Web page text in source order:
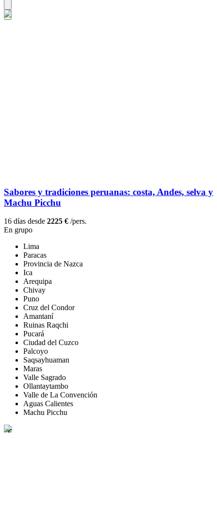
Sabores y tradiciones peruanas: costa, Andes, selva y
Machu Picchu
16 días desde 2225 € /pers.
En grupo
Lima
Paracas
Provincia de Nazca
Ica
Arequipa
Chivay
Puno
Cruz del Condor
Amantaní
Ruinas Raqchi
Pucará
Ciudad del Cuzco
Palcoyo
Saqsayhuaman
Maras
Valle Sagrado
Ollantaytambo
Valle de La Convención
Aguas Calientes
Machu Picchu